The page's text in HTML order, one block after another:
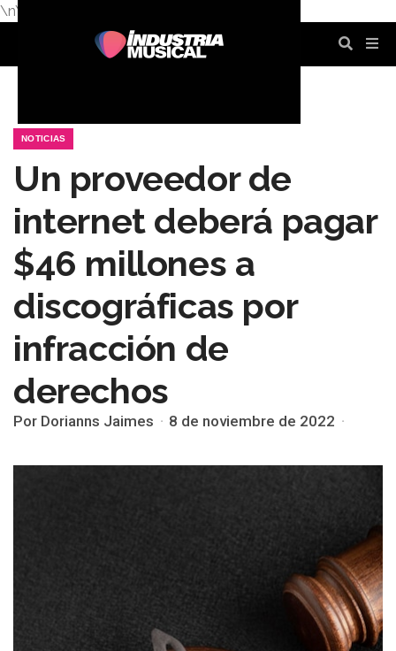
\n\n
NOTICIAS
Un proveedor de
internet deberá pagar
$46 millones a
discográficas por
infracción de
derechos
Por Dorianns Jaimes 8 de noviembre de 2022